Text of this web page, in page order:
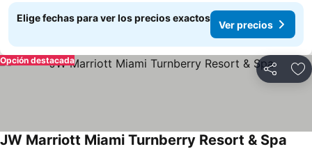
Elige fechas para ver los precios exactos
Ver precios
Compartir
Opción destacada
JW Marriott Miami Turnberry Resort & Spa